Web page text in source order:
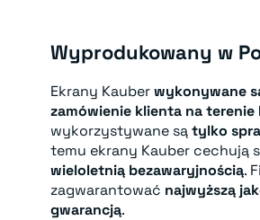
Wyprodukowany w
Ekrany Kauberwykonywane
zamówienie klienta na terenie
wykorzystywane sątylko
temu ekrany Kauber cechują
wieloletnią bezawaryjnością.
zagwarantować najwyższą
gwarancją.